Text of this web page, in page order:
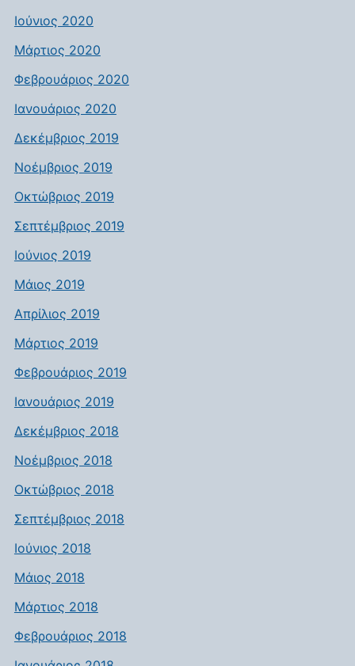
Ιούνιος 2020
Μάρτιος 2020
Φεβρουάριος 2020
Ιανουάριος 2020
Δεκέμβριος 2019
Νοέμβριος 2019
Οκτώβριος 2019
Σεπτέμβριος 2019
Ιούνιος 2019
Μάιος 2019
Απρίλιος 2019
Μάρτιος 2019
Φεβρουάριος 2019
Ιανουάριος 2019
Δεκέμβριος 2018
Νοέμβριος 2018
Οκτώβριος 2018
Σεπτέμβριος 2018
Ιούνιος 2018
Μάιος 2018
Μάρτιος 2018
Φεβρουάριος 2018